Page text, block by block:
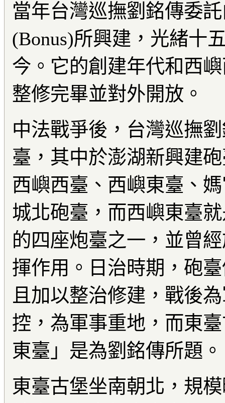
當年台灣巡撫劉銘傳委
(Bonus)所興建，光緒十
今。它的創建年代和西
整修完畢並對外開放。
中法戰爭後，台灣巡撫
臺，其中於澎湖新興建
西嶼西臺、西嶼東臺、
城北砲臺，而西嶼東臺
的四座炮臺之一，並曾
揮作用。日治時期，砲
且加以整治修建，戰後
控，為軍事重地，而東
東臺」是為劉銘傳所題。
東臺古堡坐南朝北，規